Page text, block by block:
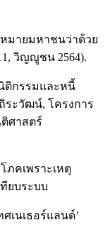
มายมหาชนว่าด้วย
วิญญูชน 2564).
ติกรรมและหนี้
ระวัฒน์, โครงการ
ศาสตร์
ภคเพราะเหตุ
ยบระบบ
เนเธอร์แลนด์’